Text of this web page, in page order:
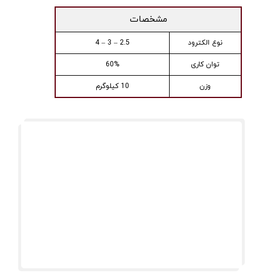
مشخصات
نوع الکترود 2.5 – 3 – 4
توان کاری 60%
وزن 10 کیلوگرم